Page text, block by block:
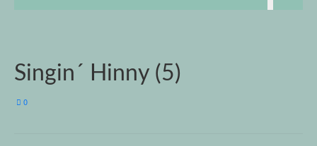
Singin´ Hinny (5)
0